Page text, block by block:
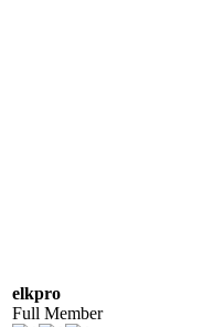
elkpro
Full Member